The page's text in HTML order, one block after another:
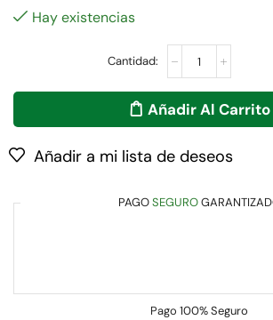
Hay existencias
Añadir Al Carrito
Añadir a mi lista de deseos
PAGOSEGURO
Pago 100% Seguro